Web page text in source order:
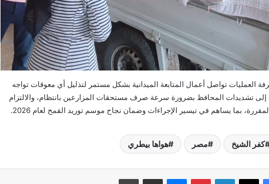
العمليات تواصل أعمال المتابعة الميدانية بشكل مستمر لتذليل أي معوقات تواجه
إلى تشديدات المحافظ بضرورة سرعة صرف مستحقات المزارعين بانتظام، والالتزام
المقررة، بما يساهم في تيسير الإجراءات وضمان نجاح موسم توريد القمح لعام 2026.
كفر الشيخ مصر هواها بيطري
فيسبوك ‫X لينكدإن بينتيريستماسنجر مشاركة عبر البريد طباعة